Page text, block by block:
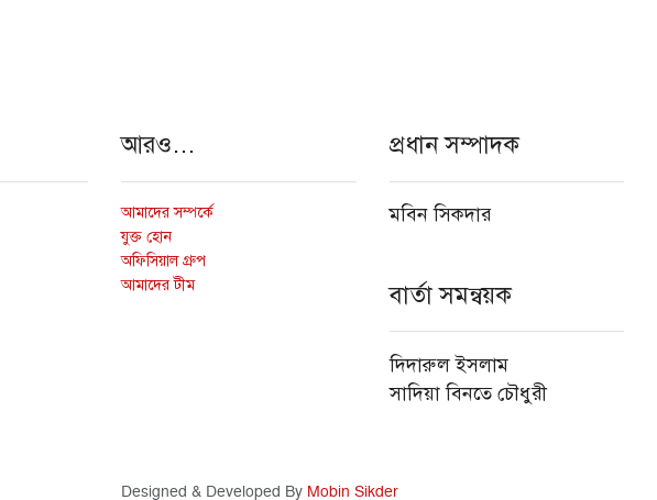
আরও…
আমাদের সম্পর্কে
যুক্ত হোন
অফিসিয়াল গ্রুপ
আমাদের টীম
প্রধান সম্পাদক
মবিন সিকদার
বার্তা সমন্বয়ক
দিদারুল ইসলাম
সাদিয়া বিনতে চৌধুরী
Designed & Developed By Mobin Sikder